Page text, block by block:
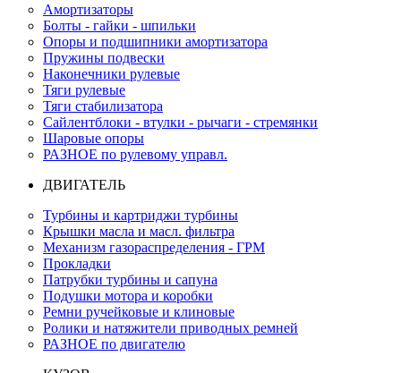
Амортизаторы
Болты - гайки - шпильки
Опоры и подшипники амортизатора
Пружины подвески
Наконечники рулевые
Тяги рулевые
Тяги стабилизатора
Сайлентблоки - втулки - рычаги - стремянки
Шаровые опоры
РАЗНОЕ по рулевому управл.
ДВИГАТЕЛЬ
Турбины и картриджи турбины
Крышки масла и масл. фильтра
Механизм газораспределения - ГРМ
Прокладки
Патрубки турбины и сапуна
Подушки мотора и коробки
Ремни ручейковые и клиновые
Ролики и натяжители приводных ремней
РАЗНОЕ по двигателю